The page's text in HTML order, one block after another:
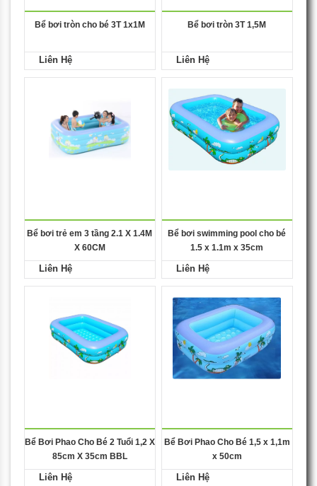
Bể bơi tròn cho bé 3T 1x1M
Liên Hệ
Bể bơi tròn 3T 1,5M
Liên Hệ
Bể bơi trẻ em 3 tầng 2.1 X 1.4M
X 60CM
Liên Hệ
Bể bơi swimming pool cho bé
1.5 x 1.1m x 35cm
Liên Hệ
Bể Bơi Phao Cho Bé 2 Tuổi 1,2 X
85cm X 35cm BBL
Liên Hệ
Bể Bơi Phao Cho Bé 1,5 x 1,1m
x 50cm
Liên Hệ